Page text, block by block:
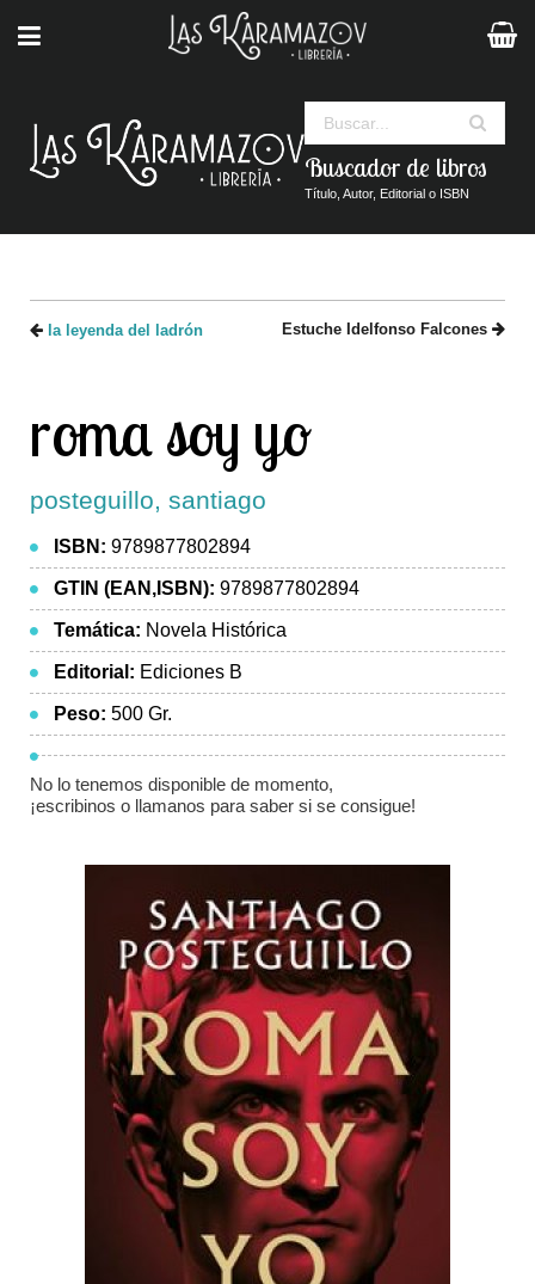
Buscador de libros
Título, Autor, Editorial o ISBN
la leyenda del ladrón Estuche Idelfonso Falcones
roma soy yo
posteguillo, santiago
ISBN: 9789877802894
GTIN (EAN,ISBN): 9789877802894
Temática: Novela Histórica
Editorial: Ediciones B
Peso: 500 Gr.
No lo tenemos disponible de momento,
¡escribinos o llamanos para saber si se consigue!